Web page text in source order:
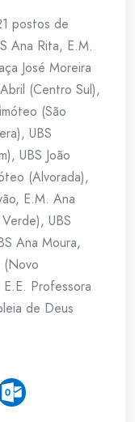
postos de
Ana Rita, E.M.
José Moreira
(Centro Sul),
(São
UBS
UBS João
(Alvorada),
E.M. Ana
UBS
Ana Moura,
(Novo
Professora
de Deus